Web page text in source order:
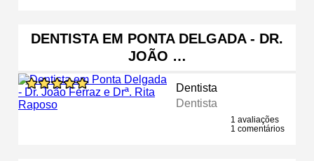
DENTISTA EM PONTA DELGADA - DR.
JOÃO …
Dentista
Dentista
1 avaliações
1 comentários